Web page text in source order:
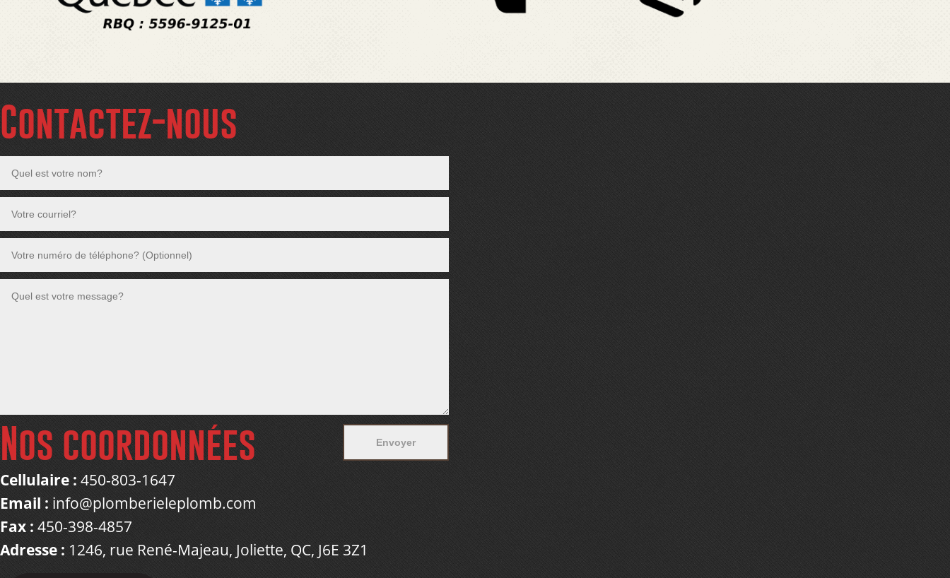
Contactez-nous
Nos coordonnées
Cellulaire : 450-803-1647
Email : info@plomberieleplomb.com
Fax : 450-398-4857
Adresse : 1246, rue René-Majeau, Joliette, QC, J6E 3Z1